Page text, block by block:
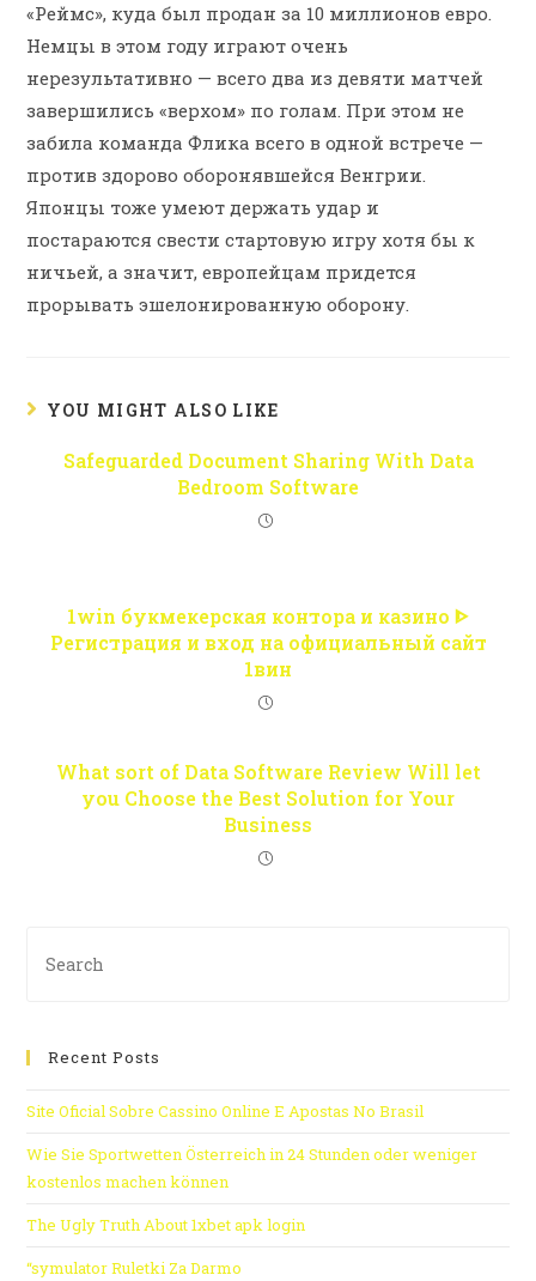
«Реймс», куда был продан за 10 миллионов евро.
Немцы в этом году играют очень
нерезультативно — всего два из девяти матчей
завершились «верхом» по голам. При этом не
забила команда Флика всего в одной встрече —
против здорово оборонявшейся Венгрии.
Японцы тоже умеют держать удар и
постараются свести стартовую игру хотя бы к
ничьей, а значит, европейцам придется
прорывать эшелонированную оборону.
YOU MIGHT ALSO LIKE
Safeguarded Document Sharing With Data
Bedroom Software
1win букмекерская контора и казино ᐈ
Регистрация и вход на официальный сайт
1вин
What sort of Data Software Review Will let
you Choose the Best Solution for Your
Business
Recent Posts
Site Oficial Sobre Cassino Online E Apostas No Brasil
Wie Sie Sportwetten Österreich in 24 Stunden oder weniger
kostenlos machen können
The Ugly Truth About 1xbet apk login
“symulator Ruletki Za Darmo